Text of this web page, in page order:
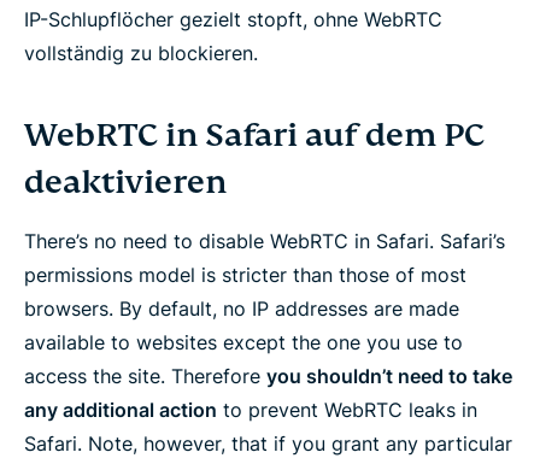
IP-Schlupflöcher gezielt stopft, ohne WebRTC
vollständig zu blockieren.
WebRTC in Safari auf dem PC
deaktivieren
There’s no need to disable WebRTC in Safari. Safari’s
permissions model is stricter than those of most
browsers. By default, no IP addresses are made
available to websites except the one you use to
access the site. Therefore you shouldn’t need to take
any additional action to prevent WebRTC leaks in
Safari. Note, however, that if you grant any particular